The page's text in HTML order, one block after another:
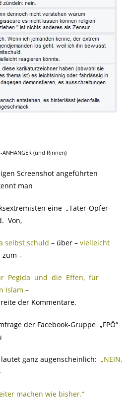
ANHÄNGER (und Rinnen)
Screenshot angeführten
man
eine „Täter-Opfer-
Von,
selbst schuld – über – vielleicht
zum –
Pegida und die Effen, für
Islam –
der Kommentare.
der Facebook-Gruppe „FPÖ“
ganz augenscheinlich: „NEIN,
machen wie bisher.“